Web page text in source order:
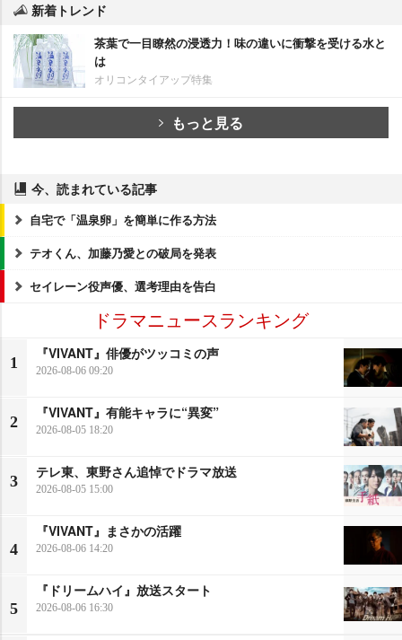
新着トレンド
茶葉で一目瞭然の浸透力！味の違いに衝撃を受ける水と
は
オリコンタイアップ特集
もっと見る
今、読まれている記事
自宅で「温泉卵」を簡単に作る方法
テオくん、加藤乃愛との破局を発表
セイレーン役声優、選考理由を告白
ドラマニュースランキング
1
『VIVANT』俳優がツッコミの声
2026-08-06 09:20
2
『VIVANT』有能キャラに“異変”
2026-08-05 18:20
3
テレ東、東野さん追悼でドラマ放送
2026-08-05 15:00
4
『VIVANT』まさかの活躍
2026-08-06 14:20
5
『ドリームハイ』放送スタート
2026-08-06 16:30